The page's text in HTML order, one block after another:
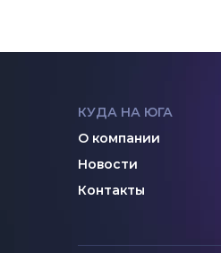
КУДА НА ЮГА
О компании
Новости
Контакты